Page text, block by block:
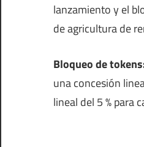
lanzamiento y el
de agricultura de
Bloqueo de
una concesión
lineal del 5 % para